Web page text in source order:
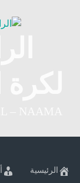
الرئيسية